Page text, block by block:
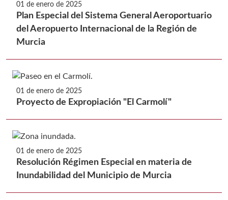
01 de enero de 2025
Plan Especial del Sistema General Aeroportuario
del Aeropuerto Internacional de la Región de
Murcia
01 de enero de 2025
Proyecto de Expropiación "El Carmolí"
01 de enero de 2025
Resolución Régimen Especial en materia de
Inundabilidad del Municipio de Murcia